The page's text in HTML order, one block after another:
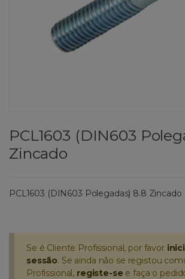
PCL1603 (DIN603
Zincado
PCL1603 (DIN603 Polegadas) 8.8 Zincado
Se é Cliente Profissional, por favor
sessão. Se ainda não se registou
Profissional, registe-se e faça o